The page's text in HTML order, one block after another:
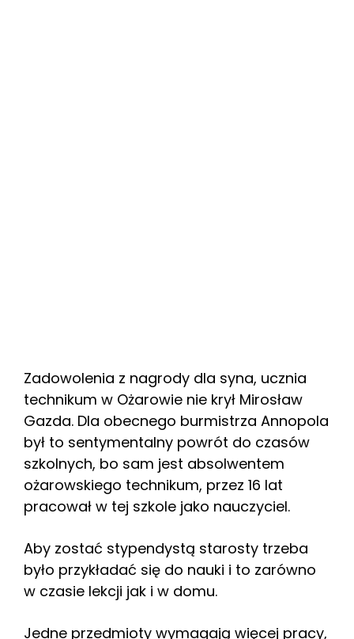
Zadowolenia z nagrody dla syna, ucznia
technikum w Ożarowie nie krył Mirosław
Gazda. Dla obecnego burmistrza Annopola
był to sentymentalny powrót do czasów
szkolnych, bo sam jest absolwentem
ożarowskiego technikum, przez 16 lat
pracował w tej szkole jako nauczyciel.
Aby zostać stypendystą starosty trzeba
było przykładać się do nauki i to zarówno
w czasie lekcji jak i w domu.
Jedne przedmioty wymagają więcej pracy,